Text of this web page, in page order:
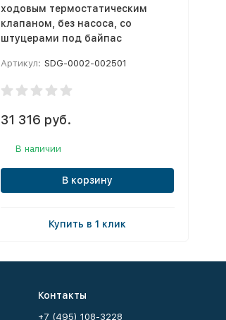
ходовым термостатическим
клапаном, без насоса, со
штуцерами под байпас
Артикул: SDG-0002-002501
31 316 руб.
В наличии
В корзину
Купить в 1 клик
Контакты
+7 (495) 108-3228